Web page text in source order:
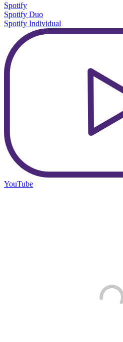
Spotify
Spotify Duo
Spotify Individual
YouTube